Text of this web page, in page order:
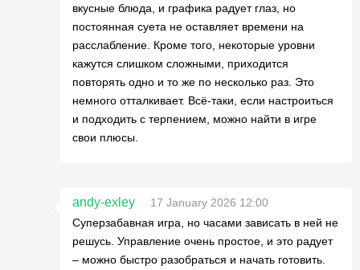
вкусные блюда, и графика радует глаз, но
постоянная суета не оставляет времени на
расслабление. Кроме того, некоторые уровни
кажутся слишком сложными, приходится
повторять одно и то же по несколько раз. Это
немного отталкивает. Всё-таки, если настроиться
и подходить с терпением, можно найти в игре
свои плюсы.
andy-exley
17 January 2026 12:00
Суперзабавная игра, но часами зависать в ней не
решусь. Управление очень простое, и это радует
– можно быстро разобраться и начать готовить.